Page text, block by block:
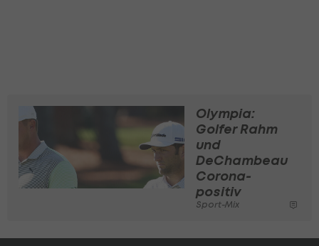
Olympia:
Golfer Rahm
und
DeChambeau
Corona-
positiv
Sport-Mix